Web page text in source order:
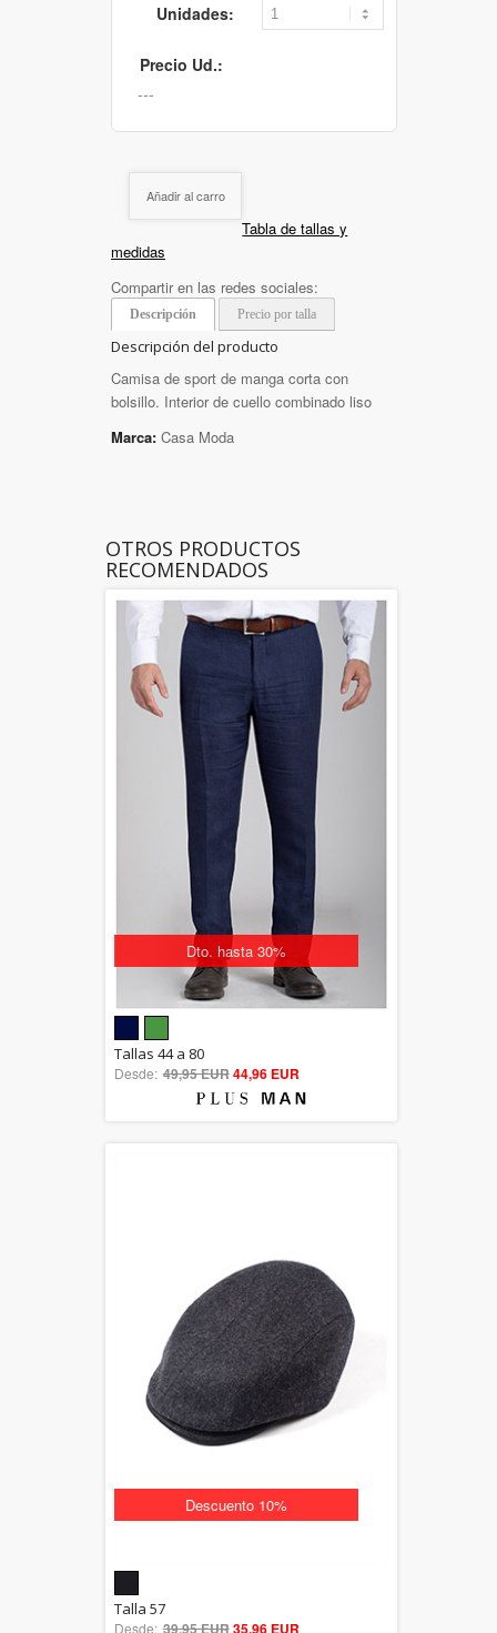
Unidades:
Precio Ud.:
Añadir al carro
Tabla de tallas y
medidas
Compartir en las redes sociales:
Descripción Precio por talla
Descripción del producto
Camisa de sport de manga corta con
bolsillo. Interior de cuello combinado liso
Marca: Casa Moda
OTROS PRODUCTOS
RECOMENDADOS
Dto. hasta 30%
out of 5
Tallas 44 a 80
Desde: 49,95 EUR44,96 EUR
Descuento 10%
out of 5
Talla 57
Desde: 39,95 EUR35,96 EUR